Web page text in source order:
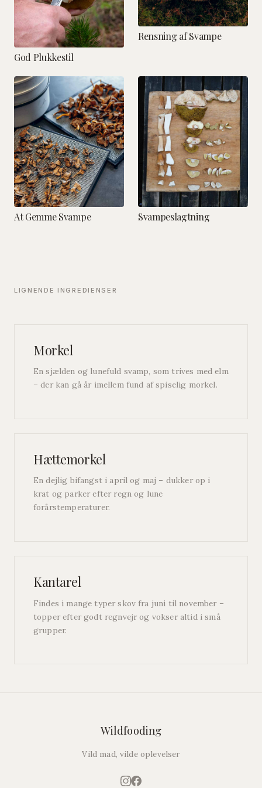
God Plukkestil
Rensning af Svampe
At Gemme Svampe Svampeslagtning
LIGNENDE INGREDIENSER
Morkel
En sjælden og lunefuld svamp, som trives med elm
– der kan gå år imellem fund af spiselig morkel.
Hættemorkel
En dejlig bifangst i april og maj – dukker op i
krat og parker efter regn og lune
forårstemperaturer.
Kantarel
Findes i mange typer skov fra juni til november –
topper efter godt regnvejr og vokser altid i små
grupper.
Wildfooding
Vild mad, vilde oplevelser